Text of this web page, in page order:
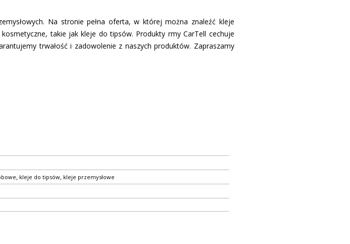
Na stronie pełna oferta, w której można znaleźć kleje
takie jak kleje do tipsów. Produkty firmy CarTell cechuje
trwałość i zadowolenie z naszych produktów. Zapraszamy
, kleje do tipsów, kleje przemysłowe